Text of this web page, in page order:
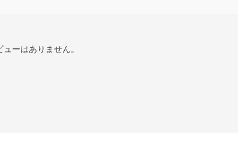
ューはありません。